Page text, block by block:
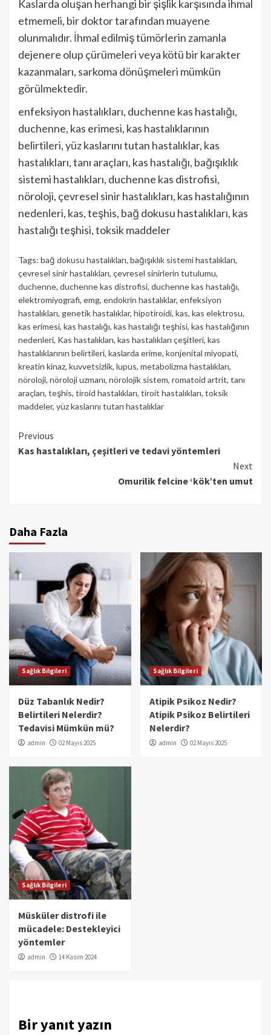
Kaslarda oluşan herhan­gi bir şişlik karşısında ihmal
etmemeli, bir doktor tarafından muayene
olunmalıdır. İhmal edilmiş tümörlerin zamanla
dejene­re olup çürümeleri veya kötü bir karakter
kazanmaları, sarkoma dönüşmeleri müm­kün
görülmektedir.
enfeksiyon hastalıkları, duchenne kas hastalığı,
duchenne, kas erimesi, kas hastalıklarının
belirtileri, yüz kaslarını tutan hastalıklar, kas
hastalıkları, tanı araçları, kas hastalığı, bağışıklık
sistemi hastalıkları, duchenne kas distrofisi,
nöroloji, çevresel sinir hastalıkları, kas hastalığının
nedenleri, kas, teşhis, bağ dokusu hastalıkları, kas
hastalığı teşhisi, toksik maddeler
Tags: bağ dokusu hastalıkları, bağışıklık sistemi hastalıkları,
çevresel sinir hastalıkları, çevresel sinirlerin tutulumu,
duchenne, duchenne kas distrofisi, duchenne kas hastalığı,
elektromiyografi, emg, endokrin hastalıklar, enfeksiyon
hastalıkları, genetik hastalıklar, hipotiroidi, kas, kas elektrosu,
kas erimesi, kas hastalığı, kas hastalığı teşhisi, kas hastalığının
nedenleri, Kas hastalıkları, kas hastalıkları çeşitleri, kas
hastalıklarının belirtileri, kaslarda erime, konjenital miyopati,
kreatin kinaz, kuvvetsizlik, lupus, metabolizma hastalıkları,
nöroloji, nöroloji uzmanı, nörolojik sistem, romatoid artrit, tanı
araçları, teşhis, tiroid hastalıkları, tiroit hastalıkları, toksik
maddeler, yüz kaslarını tutan hastalıklar
Continue
Reading
Previous
Kas hastalıkları, çeşitleri ve tedavi yöntemleri
Next
Omurilik felcine ‘kök’ten umut
Daha Fazla
Sağlık Bilgileri
Düz Tabanlık Nedir?
Belirtileri Nelerdir?
Tedavisi Mümkün mü?
admin 02 Mayıs 2025
Sağlık Bilgileri
Atipik Psikoz Nedir?
Atipik Psikoz Belirtileri
Nelerdir?
admin 02 Mayıs 2025
Sağlık Bilgileri
Müsküler distrofi ile
mücadele: Destekleyici
yöntemler
admin 14 Kasım 2024
Bir yanıt yazın